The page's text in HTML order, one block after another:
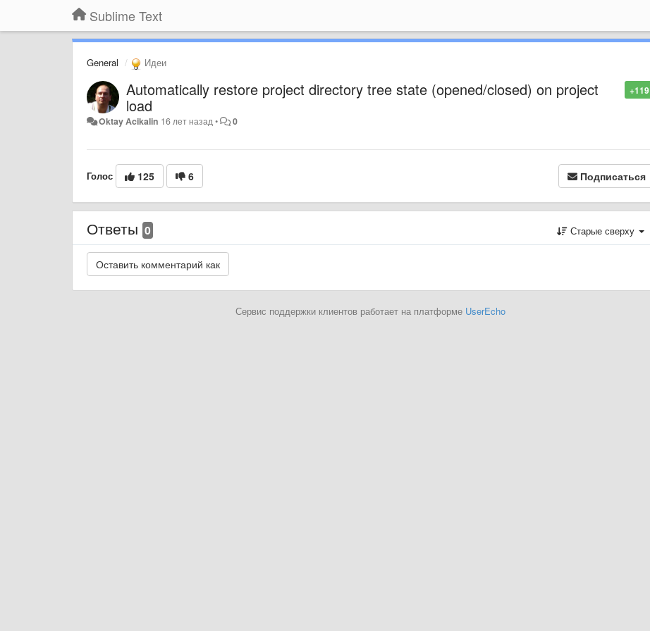
Sublime Text
General Идеи
+119
Automatically restore project directory tree state (opened/closed) on project
load
Oktay Acikalin 16 лет назад • 0
Голос 125 6 Подписаться
Ответы 0 Старые сверху
Сервис поддержки клиентов работает на платформе UserEcho